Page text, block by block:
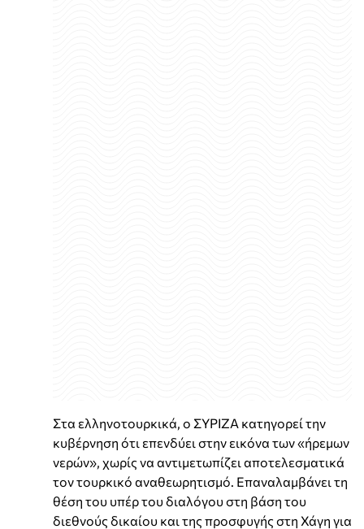
Στα ελληνοτουρκικά, ο ΣΥΡΙΖΑ κατηγορεί την
κυβέρνηση ότι επενδύει στην εικόνα των «ήρεμων
νερών», χωρίς να αντιμετωπίζει αποτελεσματικά
τον τουρκικό αναθεωρητισμό. Επαναλαμβάνει τη
θέση του υπέρ του διαλόγου στη βάση του
διεθνούς δικαίου και της προσφυγής στη Χάγη για